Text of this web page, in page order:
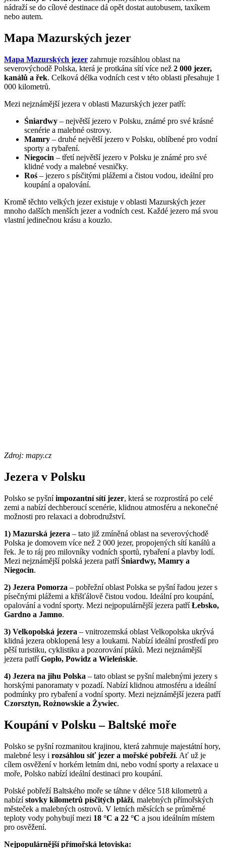
nádraží se do cílové destinace dá opět dostat autobusem, taxíkem
nebo autem.
Mapa Mazurských jezer
Mapa Mazurských jezer zahrnuje rozsáhlou oblast na
severovýchodě Polska, která je protkána sítí více než 2 000 jezer,
kanálů a řek. Celková délka vodních cest v této oblasti přesahuje 1
000 kilometrů.
Mezi nejznámější jezera v oblasti Mazurských jezer patří:
Śniardwy – největší jezero v Polsku, známé pro své krásné
scenérie a malebné ostrovy.
Mamry – druhé největší jezero v Polsku, oblíbené pro vodní
sporty a rybaření.
Niegocin – třetí největší jezero v Polsku je známé pro své
klidné vody a malebné vesničky.
Roś – jezero s písčitými plážemi a čistou vodou, ideální pro
koupání a opalování.
Kromě těchto velkých jezer existuje v oblasti Mazurských jezer
mnoho dalších menších jezer a vodních cest. Každé jezero má svou
vlastní jedinečnou krásu a kouzlo.
Zdroj: mapy.cz
Jezera v Polsku
Polsko se pyšníimpozantní sítí jezer, která se rozprostírá po celé
zemi a nabízí dechberoucí scenérie, klidnou atmosféru a nekonečné
možnosti pro relaxaci a dobrodružství.
1) Mazurská jezera – tato již zmíněná oblast na severovýchodě
Polska je domovem více než 2 000 jezer, propojených sítí kanálů a
řek. Je to ráj pro milovníky vodních sportů, rybaření a plavby lodí.
Mezi nejznámější polská jezera patříŚniardwy, Mamry a
Niegocin.
2) Jezera Pomorza – pobřežní oblast Polska se pyšní řadou jezer s
písečnými plážemi a křišťálově čistou vodou. Ideální pro koupání,
opalování a vodní sporty. Mezi nejpopulárnější jezera patříŁebsko,
Gardno a Jamno.
3) Velkopolská jezera – vnitrozemská oblast Velkopolska ukrývá
klidná jezera obklopená lesy a loukami. Nabízí ideální prostředí pro
pěší turistiku, cyklistiku a pozorování ptáků. Mezi nejznámější
jezera patříGopło, Powidz a Wieleńskie.
4) Jezera na jihu Polska – tato oblast se pyšní malebnými jezery s
horskými panoramaty v pozadí. Nabízí klidnou atmosféru a ideální
podmínky pro rybaření a vodní sporty. Mezi nejznámější jezera patří
Czorsztyn, Rożnowskie a Żywiec.
Koupání v Polsku – Baltské moře
Polsko se pyšní rozmanitou krajinou, která zahrnuje majestátní hory,
malebné lesy i rozsáhlou síť jezer a mořské pobřeží. Ať už je
cílem osvěžení v horkém letním dni, nebo vodní sporty a relaxace u
moře, Polsko nabízí ideální destinaci pro koupání.
Polské pobřeží Baltského moře se táhne v délce 518 kilometrů a
nabízístovky kilometrů písčitých pláží, malebných přímořských
městeček a malebných ostrovů. V letních měsících se průměrné
teploty vody pohybují mezi 18 °C a 22 °C a jsou ideálním místem
pro osvěžení.
Nejpopulárnější přímořská letoviska: